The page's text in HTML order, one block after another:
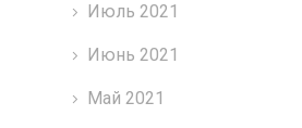
Июль 2021
Июнь 2021
Май 2021